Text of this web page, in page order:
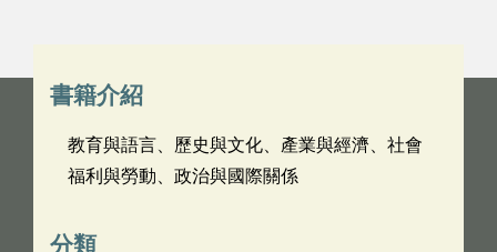
書籍介紹
教育與語言、歷史與文化、產業與經濟、社會
福利與勞動、政治與國際關係
分類